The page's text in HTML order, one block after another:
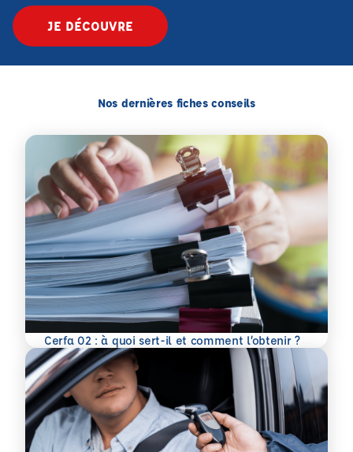
JE DÉCOUVRE
Nos dernières fiches conseils
Cerfa 02 : à quoi sert-il et comment l’obtenir ?
En savoir plus